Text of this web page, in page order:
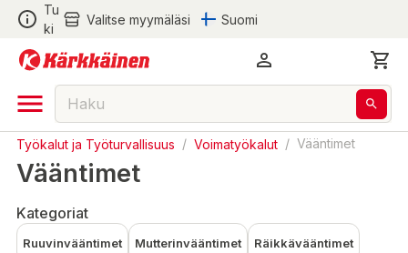
Tu
ki
Valitse myymäläsi Suomi
Työkalut ja Työturvallisuus / Voimatyökalut / Vääntimet
Vääntimet
Kategoriat
Ruuvinvääntimet Mutterinvääntimet Räikkävääntimet